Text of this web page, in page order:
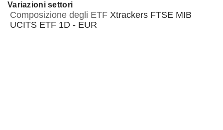
Variazioni settori
Composizione degli ETF Xtrackers FTSE MIB
UCITS ETF 1D - EUR